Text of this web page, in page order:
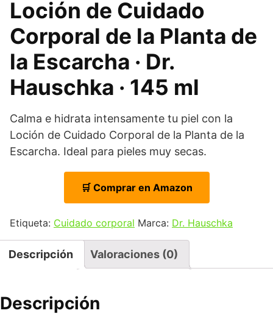
Loción de Cuidado
Corporal de la Planta de
la Escarcha · Dr.
Hauschka · 145 ml
Calma e hidrata intensamente tu piel con la
Loción de Cuidado Corporal de la Planta de la
Escarcha. Ideal para pieles muy secas.
🛒 Comprar en Amazon
Etiqueta: Cuidado corporal Marca: Dr. Hauschka
Descripción Valoraciones (0)
Descripción